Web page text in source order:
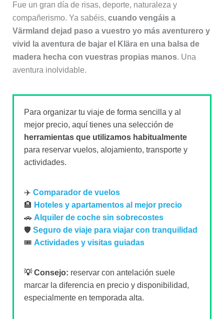
Fue un gran día de risas, deporte, naturaleza y
compañerismo. Ya sabéis, cuando vengáis a
Värmland dejad paso a vuestro yo más aventurero y
vivid la aventura de bajar el Klära en una balsa de
madera hecha con vuestras propias manos. Una
aventura inolvidable.
Para organizar tu viaje de forma sencilla y al
mejor precio, aquí tienes una selección de
herramientas que utilizamos habitualmente
para reservar vuelos, alojamiento, transporte y
actividades.
✈️ Comparador de vuelos
🏨 Hoteles y apartamentos al mejor precio
🚗 Alquiler de coche sin sobrecostes
🛡️ Seguro de viaje para viajar con tranquilidad
🎟️ Actividades y visitas guiadas
💡 Consejo: reservar con antelación suele
marcar la diferencia en precio y disponibilidad,
especialmente en temporada alta.